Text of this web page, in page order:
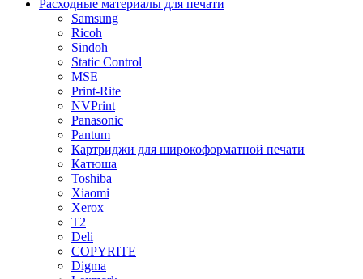
Расходные материалы для печати
Samsung
Ricoh
Sindoh
Static Control
MSE
Print-Rite
NVPrint
Panasonic
Pantum
Картриджи для широкоформатной печати
Катюша
Toshiba
Xiaomi
Xerox
T2
Deli
COPYRITE
Digma